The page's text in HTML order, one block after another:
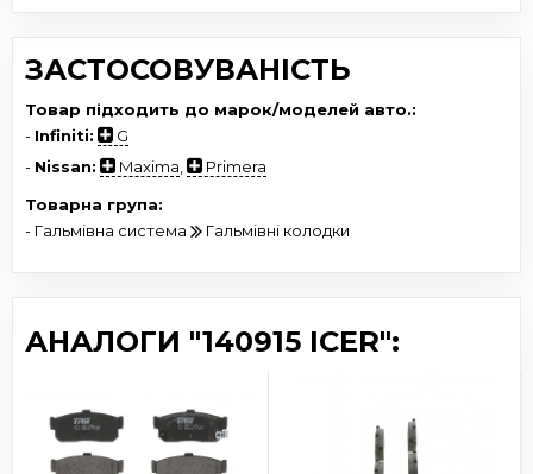
ЗАСТОСОВУВАНІСТЬ
Товар підходить до марок/моделей авто.:
- Infiniti:
G
- Nissan: Maxima
Primera
Товарна група:
- Гальмівна система
Гальмівні колодки
АНАЛОГИ "140915 ICER":